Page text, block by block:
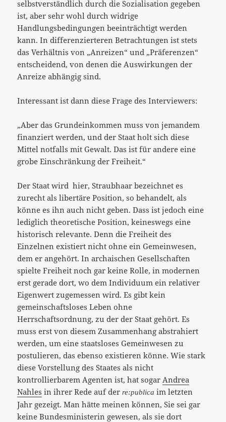
selbstverständlich durch die Sozialisation gegeben
ist, aber sehr wohl durch widrige
Handlungsbedingungen beeinträchtigt werden
kann. In differenzierteren Betrachtungen ist stets
das Verhältnis von „Anreizen“ und „Präferenzen“
entscheidend, von denen die Auswirkungen der
Anreize abhängig sind.
Interessant ist dann diese Frage des Interviewers:
„Aber das Grundeinkommen muss von jemandem
finanziert werden, und der Staat holt sich diese
Mittel notfalls mit Gewalt. Das ist für andere eine
grobe Einschränkung der Freiheit.“
Der Staat wird hier, Straubhaar bezeichnet es
zurecht als libertäre Position, so behandelt, als
könne es ihn auch nicht geben. Dass ist jedoch eine
lediglich theoretische Position, keineswegs eine
historisch relevante. Denn die Freiheit des
Einzelnen existiert nicht ohne ein Gemeinwesen,
dem er angehört. In archaischen Gesellschaften
spielte Freiheit noch gar keine Rolle, in modernen
erst gerade dort, wo dem Individuum ein relativer
Eigenwert zugemessen wird. Es gibt kein
gemeinschaftsloses Leben ohne
Herrschaftsordnung, zu der der Staat gehört. Es
muss erst von diesem Zusammenhang abstrahiert
werden, um eine staatsloses Gemeinwesen zu
postulieren, das ebenso existieren könne. Wie stark
diese Vorstellung des Staates als nicht
kontrollierbarem Agenten ist, hat sogar Andrea
Nahles in ihrer Rede auf derre:publica im letzten
Jahr gezeigt. Man hätte meinen können, Sie sei gar
keine Bundesministerin gewesen, als sie dort